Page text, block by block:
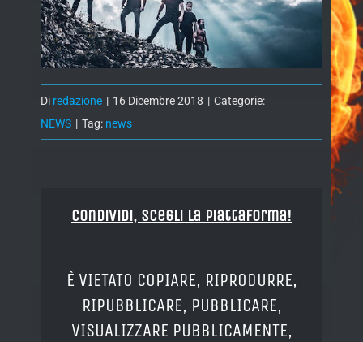
Di redazione | 16 Dicembre 2018 | Categorie:
NEWS | Tag: news
Condividi, Scegli la piattaforma!
È VIETATO COPIARE, RIPRODURRE,
RIPUBBLICARE, PUBBLICARE,
VISUALIZZARE PUBBLICAMENTE,